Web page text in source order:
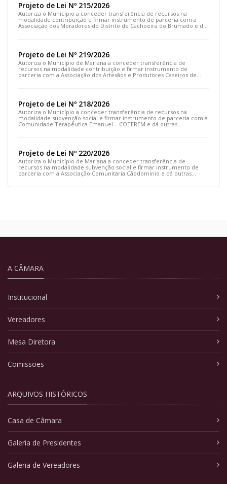
Projeto de Lei Nº 215/2026
Autoriza o Município a conceder transferência de recursos na
modalidade contribuição e firmar instrumento de parceria com a
Associação dos Moradores do Distrito de Cachoeira do Brumado e dá
Projeto de Lei Nº 219/2026
Autoriza o Município de Mariana a conceder transferência de
recursos na modalidade contribuição e firmar instrumento de
parceria com a Associação dos Artesãos e Produtores Caseiros de
Projeto de Lei Nº 218/2026
Autoriza o Município a conceder transferência de recursos na
modalidade subvenção social e firmar instrumento de parceria com a
Comunidade Terapêutica Emanuel – COTEREM e dá outras
Projeto de Lei Nº 220/2026
Autoriza o Município de Mariana a conceder transferência de
recursos na modalidade subvenção social e firmar instrumento de
parceria com a Associação Comunitária Cãodomínio e dá outras
A CÂMARA
Institucional
Vereadores
Mesa Diretora
Comissões
ARQUIVOS HISTÓRICOS
Casa de Câmara
Galeria de Presidentes
Galeria de Vereadores